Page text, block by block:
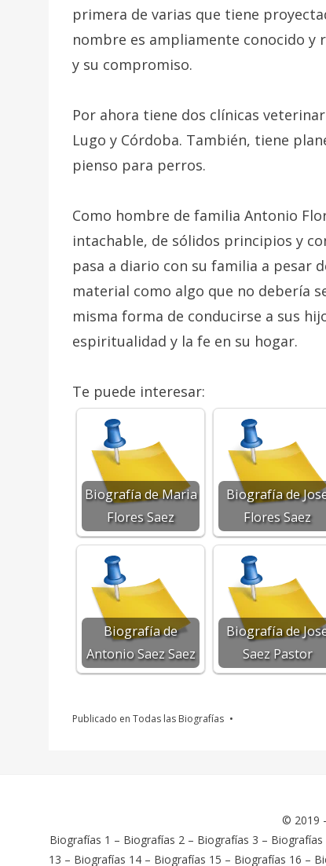
primera de varias que tiene
nombre es ampliamente conocido y
y su compromiso.
Por ahora tiene dos clínicas
Lugo y Córdoba. También, tiene
pienso para perros.
Como hombre de familia Antonio
intachable, de sólidos principios y
pasa a diario con su familia a pesar
material como algo que no debería
misma forma de conducirse a sus
espiritualidad y la fe en su hogar.
Te puede interesar:
Biografía de Maria
Flores Saez
Biografía de
Flores Saez
Biografía de
Antonio Saez Saez
Biografía de
Saez Pastor
Publicado en Todas las Biografías
© 2019
Biografías 1 – Biografías 2 – Biografías 3 – Biografías
13 – Biografías 14 – Biografías 15 – Biografías 16 –